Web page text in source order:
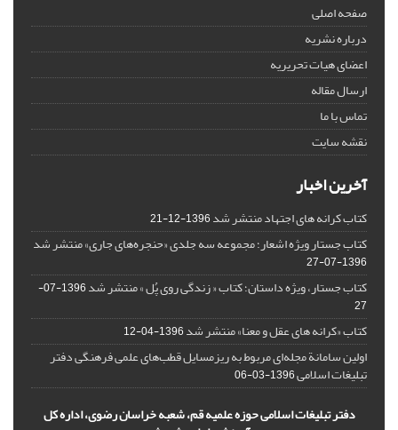
صفحه اصلی
درباره نشریه
اعضای هیات تحریریه
ارسال مقاله
تماس با ما
نقشه سایت
آخرین اخبار
کتاب کرانه های اجتهاد منتشر شد1396-12-21
کتاب جستار ویژه اشعار؛ مجموعه سه جلدی «حنجره‌های جاری» منتشر شد
1396-07-27
کتاب جستار، ویژه داستان؛ کتاب « زندگی روی پُل » منتشر شد
1396-07-
27
کتاب «کرانه های عقل و معنا» منتشر شد1396-04-12
اولین سامانة مجله‌ای مربوط به ریزمسایل‌ قطب‌های علمی فرهنگی دفتر
تبلیغات اسلامی1396-03-06
دفتر تبلیغات اسلامی حوزه علمیه قم، شعبه خراسان رضوی، اداره کل